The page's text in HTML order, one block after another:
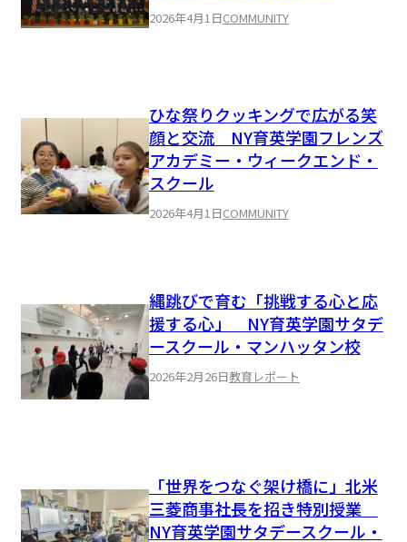
2026年4月1日COMMUNITY
ひな祭りクッキングで広がる笑
顔と交流 NY育英学園フレンズ
アカデミー・ウィークエンド・
スクール
2026年4月1日COMMUNITY
縄跳びで育む「挑戦する心と応
援する心」 NY育英学園サタデ
ースクール・マンハッタン校
2026年2月26日教育レポート
「世界をつなぐ架け橋に」北米
三菱商事社長を招き特別授業
NY育英学園サタデースクール・